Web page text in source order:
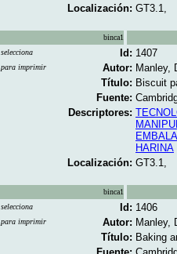
Localización: GT3.1,
binca1
selecciona
para imprimir
Id: 1407
Autor: Manley,
Título: Biscuit
Fuente:
Descriptores:
HARINA
Localización: GT3.1,
binca1
selecciona
para imprimir
Id: 1406
Autor: Manley,
Título: Baking